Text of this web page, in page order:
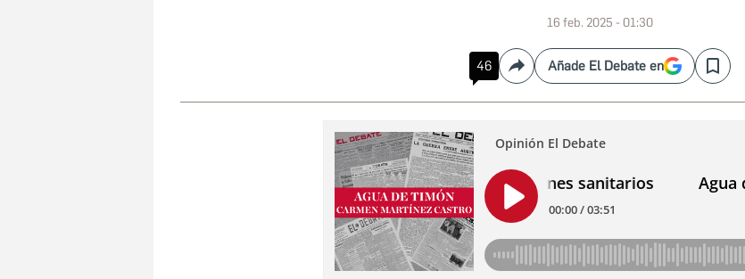
16 feb. 2025 - 01:30
46 CompartirAñade El Debate en Save